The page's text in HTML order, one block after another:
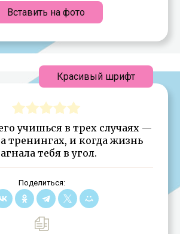
Вставить на фото
учишься в трех случаях —
тренингах, и когда жизнь
тебя в угол.
Поделиться:
Красивый шрифт